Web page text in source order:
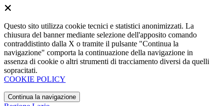
Questo sito utilizza cookie tecnici e statistici anonimizzati. La
chiusura del banner mediante selezione dell'apposito comando
contraddistinto dalla X o tramite il pulsante "Continua la
navigazione" comporta la continuazione della navigazione in
assenza di cookie o altri strumenti di tracciamento diversi da quelli
sopracitati.
COOKIE POLICY
Continua la navigazione